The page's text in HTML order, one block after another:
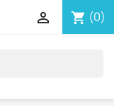
shopping_cart (0)
